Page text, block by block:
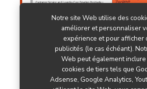
Notre site Web utilise des
améliorer et personnaliser
expérience et pour afficher
publicités (le cas échéant).
Web peut également
cookies de tiers tels que
Adsense, Google Analytics,
BSH continue